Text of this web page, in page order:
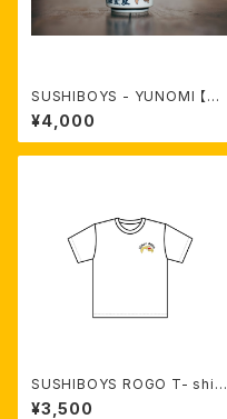
SUSHIBOYS - YUNOMI 【限
定受注生産】
¥4,000
SUSHIBOYS ROGO T- shirt
（white）【受注生産】
¥3,500